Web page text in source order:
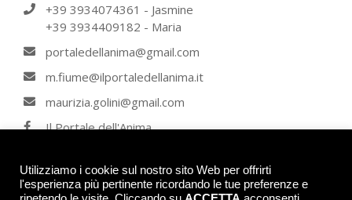
+39 3934074361 - Jasmine
+39 3934409182 - Maria
portaledellanima@gmail.com
m.fiume@ilportaledellanima.it
maurizia.golini@gmail.com
Il Portale dell'Anima
Utilizziamo i cookie sul nostro sito Web per offrirti
l'esperienza più pertinente ricordando le tue preferenze e